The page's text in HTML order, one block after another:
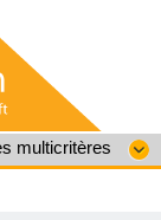
multicritères